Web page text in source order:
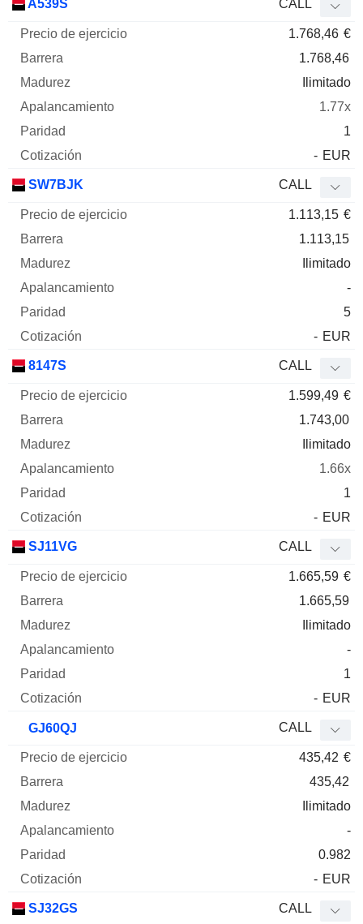
A539S CALL
1.768,46 €
1.768,46
Ilimitado
1.77x
1
- EUR
SW7BJK CALL
1.113,15 €
1.113,15
Ilimitado
-
5
- EUR
8147S CALL
1.599,49 €
1.743,00
Ilimitado
1.66x
1
- EUR
SJ11VG CALL
1.665,59 €
1.665,59
Ilimitado
-
1
- EUR
GJ60QJ CALL
435,42 €
435,42
Ilimitado
-
0.982
- EUR
SJ32GS CALL